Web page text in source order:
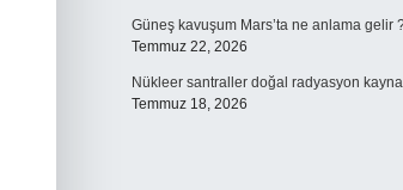
Güneş kavuşum Mars’ta ne anlama gelir
Temmuz 22, 2026
Nükleer santraller doğal radyasyon
Temmuz 18, 2026